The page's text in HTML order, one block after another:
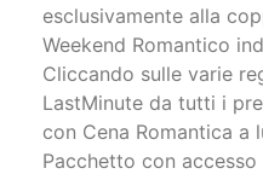
esclusivamente alla
Weekend Romantico
Cliccando sulle varie
LastMinute da tutti i
con Cena Romantica a
Pacchetto con accesso